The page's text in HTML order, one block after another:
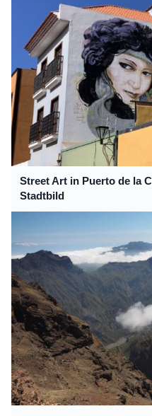
Street Art in Puerto de la
Stadtbild